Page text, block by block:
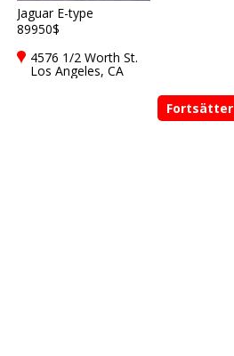
Jaguar E-type
89950$
4576 1/2 Worth St.
Los Angeles, CA
Fortsätter